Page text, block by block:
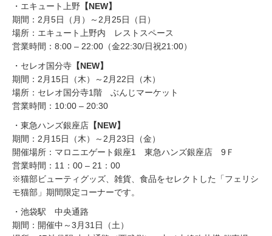
・エキュート上野 【NEW】
期間：2月5日（月）～2月25日（日）
場所：エキュート上野内 レストスペース
営業時間：8:00 – 22:00（金22:30/日祝21:00）
・セレオ国分寺 【NEW】
期間：2月15日（木）～2月22日（木）
場所：セレオ国分寺1階 ぶんじマーケット
営業時間：10:00 – 20:30
・東急ハンズ銀座店 【NEW】
期間：2月15日（木）～2月23日（金）
開催場所：マロニエゲート銀座1 東急ハンズ銀座店 9Ｆ
営業時間：11：00 – 21：00
※猫部ビューティグッズ、雑貨、食品をセレクトした「フェリシ
モ猫部」期間限定コーナーです。
・池袋駅 中央通路
期間：開催中～3月31日（土）